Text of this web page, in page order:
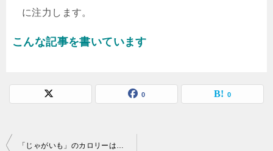
に注力します。
こんな記事を書いています
0 0
投
「じゃがいも」のカロリーは低いのに太る理由とは！？